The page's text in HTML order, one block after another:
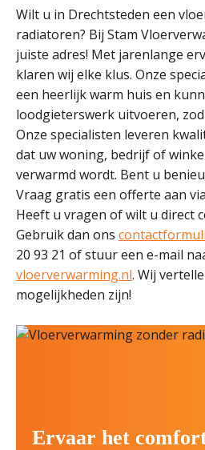
Wilt u in Drechtsteden een
radiatoren? Bij Stam
juiste adres! Met jarenlange
klaren wij elke klus. Onze
een heerlijk warm huis en
loodgieterswerk uitvoeren,
Onze specialisten leveren
dat uw woning, bedrijf of
verwarmd wordt. Bent u
Vraag gratis een offerte aan
Heeft u vragen of wilt u direct
Gebruik dan ons
20 93 21 of stuur een e-mail
vloerverwarming.nl. Wij
mogelijkheden zijn!
Ervaar het